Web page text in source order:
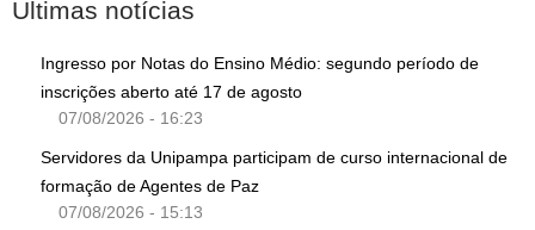
Últimas notícias
Ingresso por Notas do Ensino Médio: segundo período de
inscrições aberto até 17 de agosto
07/08/2026 - 16:23
Servidores da Unipampa participam de curso internacional de
formação de Agentes de Paz
07/08/2026 - 15:13